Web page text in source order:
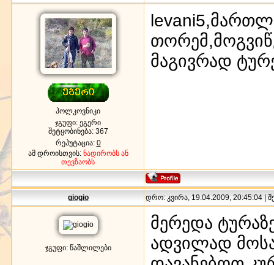
პოლკოვნიკი
ჯგუფი: ეგერი
შეტყობინება: 367
რეპუტაცია: 0
ამ დროისთვის: ნადირობს ან
თევზაობს
მაგივრად
giogio დრო: კვირა, 19.04.2009, 20:45:04 |
ჯგუფი: წაშლილები
მერედა
ადვილად